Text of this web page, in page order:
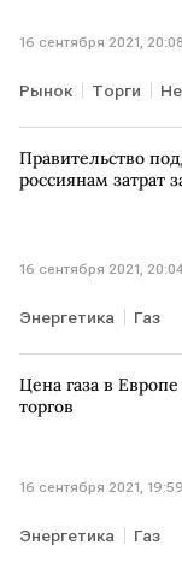
16 сентября 2021, 20:08
Рынок Торги
Правительство
россиянам затрат
16 сентября 2021, 20:04
Энергетика Газ
Цена газа в
торгов
16 сентября 2021, 19:59
Энергетика Газ